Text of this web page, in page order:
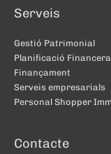
Serveis
Gestió Patrimonial
Planificació Financera
Finançament
Serveis empresarials
Personal Shopper
Contacte